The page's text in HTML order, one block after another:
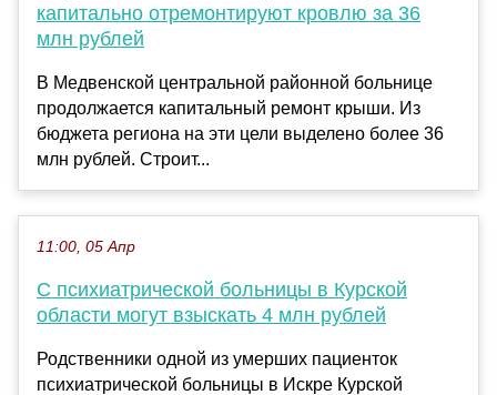
капитально отремонтируют кровлю за 36
млн рублей
В Медвенской центральной районной больнице
продолжается капитальный ремонт крыши. Из
бюджета региона на эти цели выделено более 36
млн рублей. Строит...
11:00, 05 Апр
С психиатрической больницы в Курской
области могут взыскать 4 млн рублей
Родственники одной из умерших пациенток
психиатрической больницы в Искре Курской